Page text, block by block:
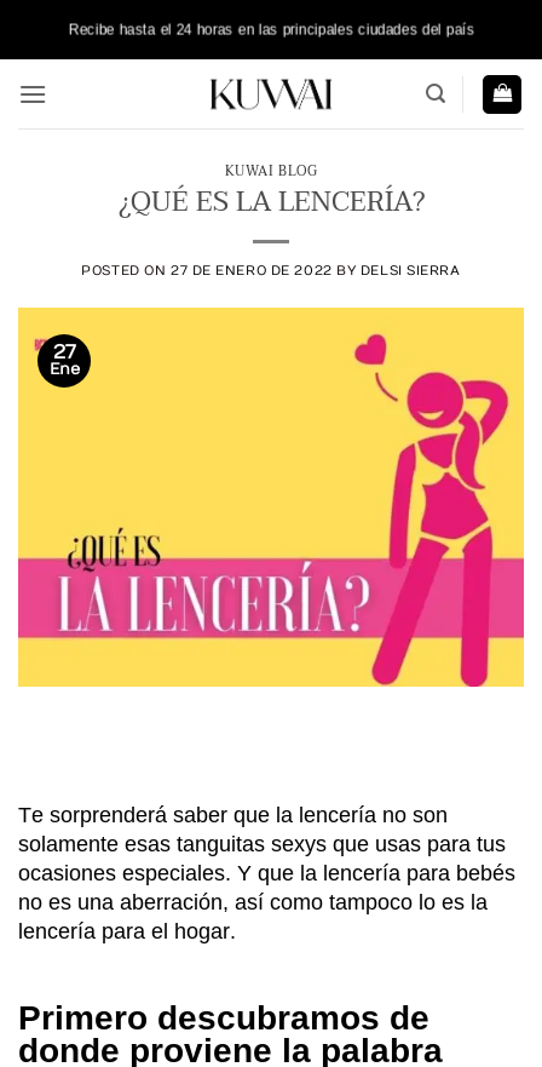
Recibe hasta el 24 horas en las principales ciudades del país
KUWAI BLOG
¿QUÉ ES LA LENCERÍA?
POSTED ON 27 DE ENERO DE 2022 BY DELSI SIERRA
27
Ene
Te sorprenderá saber que la lencería no son
solamente esas tanguitas sexys que usas para tus
ocasiones especiales. Y que la lencería para bebés
no es una aberración, así como tampoco lo es la
lencería para el hogar.
Primero descubramos de
donde proviene la palabra